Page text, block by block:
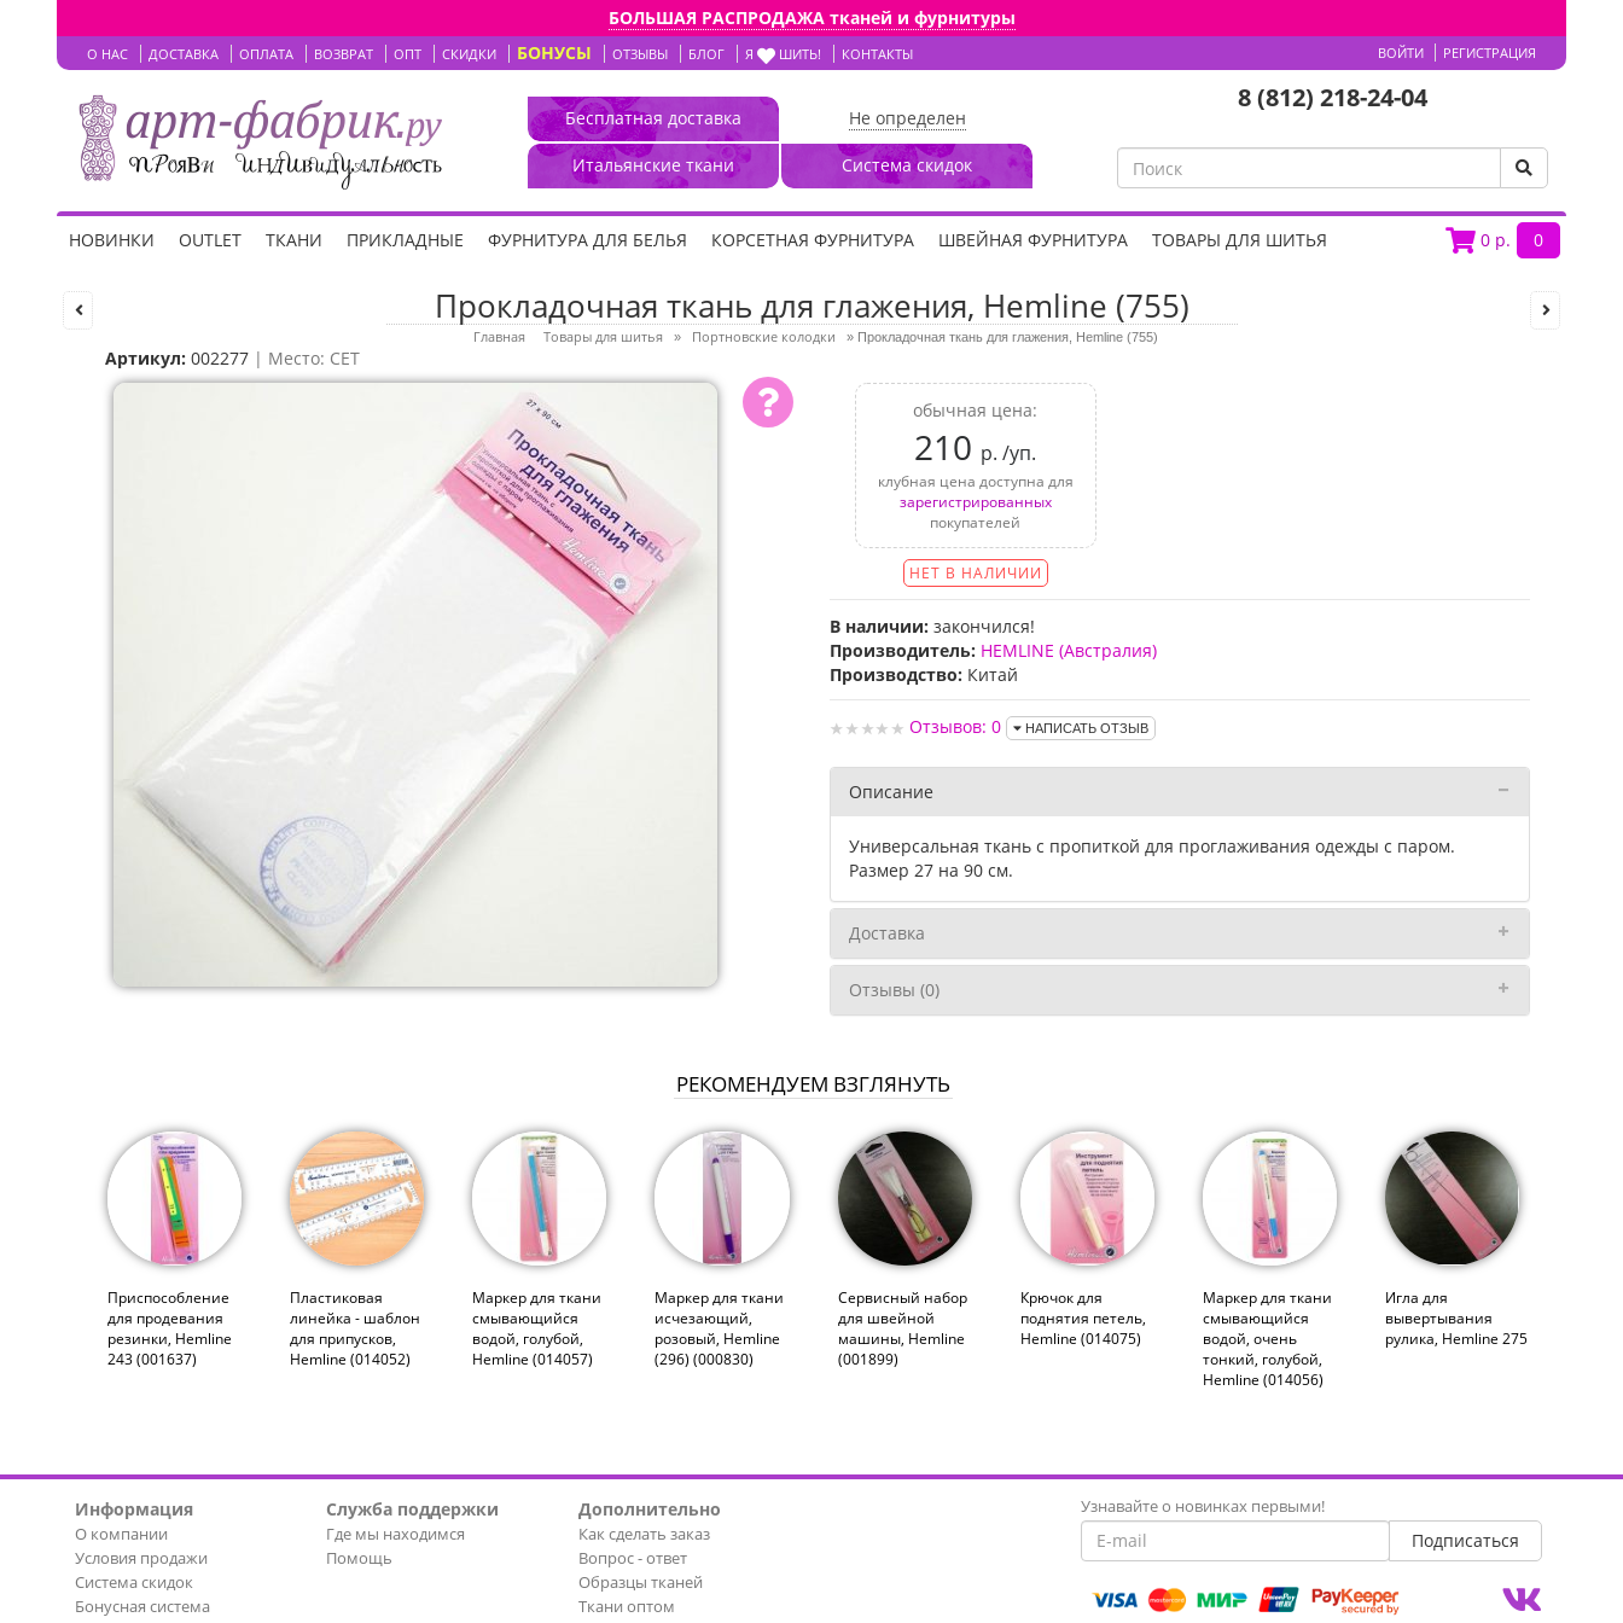
БОЛЬШАЯ РАСПРОДАЖА тканей и фурнитуры
О НАС ДОСТАВКА ОПЛАТА ВОЗВРАТ ОПТ СКИДКИ БОНУСЫ ОТЗЫВЫ БЛОГ Я ШИТЬ! КОНТАКТЫ ВОЙТИ РЕГИСТРАЦИЯ
Бесплатная доставка
Итальянские ткани
Не определен
Система скидок
8 (812) 218-24-04
0 р. 0
НОВИНКИ OUTLET ТКАНИ ПРИКЛАДНЫЕ ФУРНИТУРА ДЛЯ БЕЛЬЯ КОРСЕТНАЯ ФУРНИТУРА ШВЕЙНАЯ ФУРНИТУРА ТОВАРЫ ДЛЯ ШИТЬЯ
Прокладочная ткань для глажения, Hemline (755)
Главная Товары для шитья » Портновские колодки » Прокладочная ткань для глажения, Hemline (755)
Артикул: 002277 | Место: CET
обычная цена:
210 р. /уп.
клубная цена доступна для
зарегистрированных
покупателей
НЕТ В НАЛИЧИИ
В наличии: закончился!
Производитель: HEMLINE (Австралия)
Производство: Китай
Отзывов: 0 НАПИСАТЬ ОТЗЫВ
Описание
Универсальная ткань с пропиткой для проглаживания одежды с паром.
Размер 27 на 90 см.
Доставка
Отзывы (0)
РЕКОМЕНДУЕМ ВЗГЛЯНУТЬ
Приспособление
для продевания
резинки, Hemline
243 (001637)
Пластиковая
линейка - шаблон
для припусков,
Hemline (014052)
Маркер для ткани
смывающийся
водой, голубой,
Hemline (014057)
Маркер для ткани
исчезающий,
розовый, Hemline
(296) (000830)
Сервисный набор
для швейной
машины, Hemline
(001899)
Крючок для
поднятия петель,
Hemline (014075)
Маркер для ткани
смывающийся
водой, очень
тонкий, голубой,
Hemline (014056)
Игла для
вывертывания
рулика, Hemline 275
Информация
О компании
Условия продажи
Система скидок
Бонусная система
Служба поддержки
Где мы находимся
Помощь
Дополнительно
Как сделать заказ
Вопрос - ответ
Образцы тканей
Ткани оптом
Узнавайте о новинках первыми!